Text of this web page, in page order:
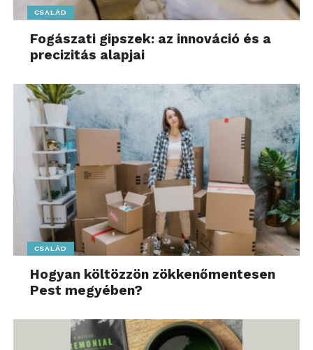
CSALÁD
Fogászati gipszek: az innováció és a
precizitás alapjai
CSALÁD
Hogyan költözzön zökkenőmentesen
Pest megyében?